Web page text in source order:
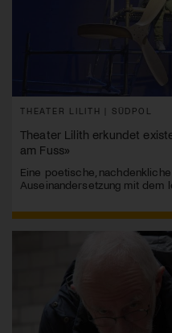
THEATER LILITH | SÜDPOL
Theater Lilith erkundet
am Fuss»
Eine poetische,
Auseinandersetzung mit dem